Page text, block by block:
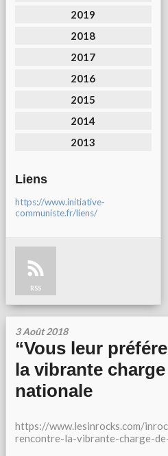
2019
2018
2017
2016
2015
2014
2013
Liens
https://www.initiative-
communiste.fr/liens/
RSS
3 Août 2018
“Vous leur
la vibrante
nationale
https://www.lesinrocks.com/
rencontre-la-vibrante-charge-